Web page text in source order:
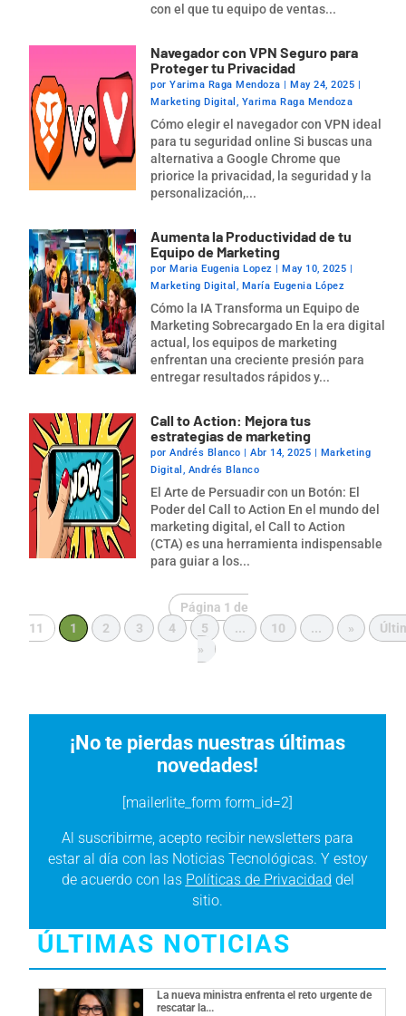
con el que tu equipo de ventas...
Navegador con VPN Seguro para
Proteger tu Privacidad
porYarima Raga Mendoza |May 24, 2025 |
Marketing Digital , Yarima Raga Mendoza
Cómo elegir el navegador con VPN ideal
para tu seguridad online Si buscas una
alternativa a Google Chrome que
priorice la privacidad, la seguridad y la
personalización,...
Aumenta la Productividad de tu
Equipo de Marketing
porMaria Eugenia Lopez |May 10, 2025 |
Marketing Digital , María Eugenia López
Cómo la IA Transforma un Equipo de
Marketing Sobrecargado En la era digital
actual, los equipos de marketing
enfrentan una creciente presión para
entregar resultados rápidos y...
Call to Action: Mejora tus
estrategias de marketing
porAndrés Blanco |Abr 14, 2025 | Marketing
Digital , Andrés Blanco
El Arte de Persuadir con un Botón: El
Poder del Call to Action En el mundo del
marketing digital, el Call to Action
(CTA) es una herramienta indispensable
para guiar a los...
Página 1 de
11
1 2 3 4 5 ... 10 ... »
»
¡No te pierdas nuestras últimas
novedades!
[mailerlite_form form_id=2]
Al suscribirme, acepto recibir newsletters para
estar al día con las Noticias Tecnológicas. Y estoy
de acuerdo con las Políticas de Privacidad del
sitio.
ÚLTIMAS NOTICIAS
La nueva ministra enfrenta el reto urgente de
rescatar la...